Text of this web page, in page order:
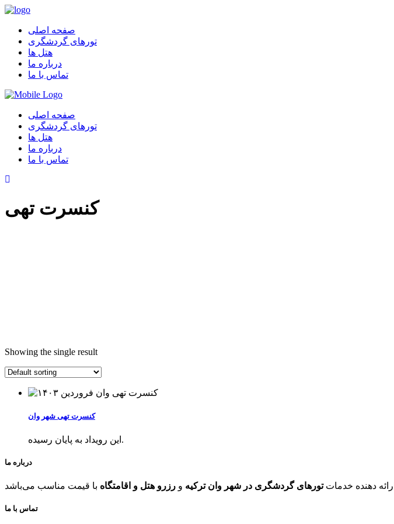
صفحه اصلی
تورهای گردشگری
هتل ها
درباره ما
تماس با ما
صفحه اصلی
تورهای گردشگری
هتل ها
درباره ما
تماس با ما
کنسرت تهی
Showing the single result
کنسرت تهی شهر وان
این رویداد به پایان رسیده.
درباره ما
ارائه دهنده خدماتتورهای گردشگری در شهر وان ترکیه و رزرو هتل و اقامتگاه
تماس با ما